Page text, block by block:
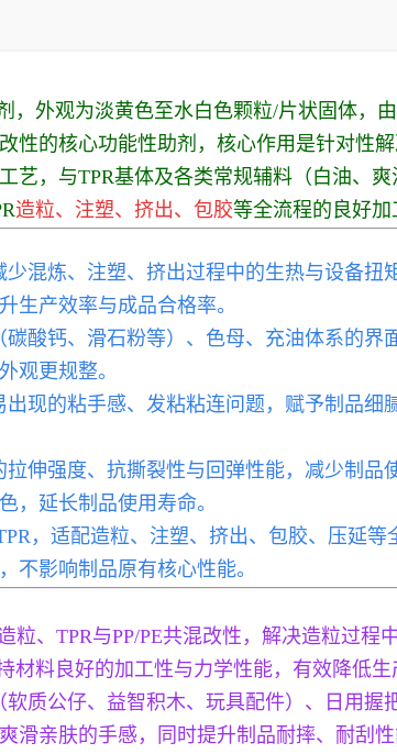
外观为淡黄色至水白色颗粒/片状固体，
性的核心功能性助剂，核心作用是针对性
，与TPR基体及各类常规辅料（白油、爽
造粒、注塑、挤出、包胶等全流程的良好加
少混炼、注塑、挤出过程中的生热与设备
生产效率与成品合格率。
碳酸钙、滑石粉等）、色母、充油体系的
观更规整。
出现的粘手感、发粘粘连问题，赋予制品
拉伸强度、抗撕裂性与回弹性能，减少制品
，延长制品使用寿命。
，适配造粒、注塑、挤出、包胶、压延
不影响制品原有核心性能。
粒、TPR与PP/PE共混改性，解决造粒过
料良好的加工性与力学性能，有效降低生
软质公仔、益智积木、玩具配件）、日用
亲肤的手感，同时提升制品耐摔、耐刮性